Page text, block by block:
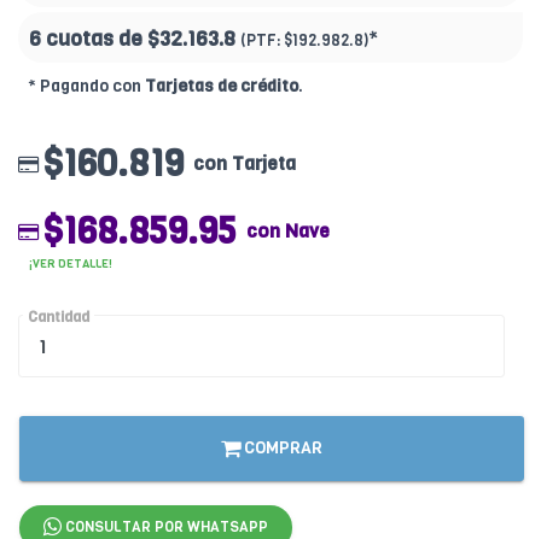
6 cuotas de $32.163.8 (PTF: $192.982.8)*
* Pagando con Tarjetas de crédito.
$160.819 con Tarjeta
$168.859.95 con Nave
¡VER DETALLE!
Cantidad
COMPRAR
CONSULTAR POR WHATSAPP